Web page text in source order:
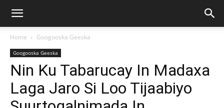
Home Googooska Geeska
Googooska Geeska
Nin Ku Tabarucay In Madaxa
Laga Jaro Si Loo Tijaabiyo